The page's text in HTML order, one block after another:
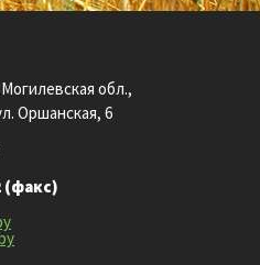
обл.,
Оршанская, 6
(факс)